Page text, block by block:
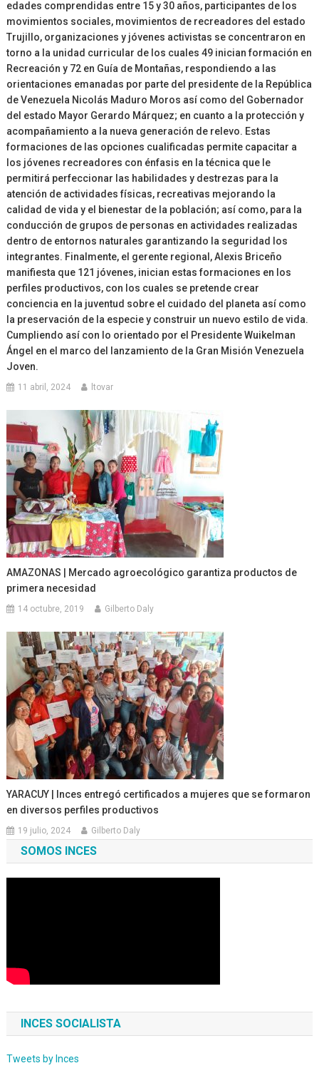
edades comprendidas entre 15 y 30 años, participantes de los
movimientos sociales, movimientos de recreadores del estado
Trujillo, organizaciones y jóvenes activistas se concentraron en
torno a la unidad curricular de los cuales 49 inician formación en
Recreación y 72 en Guía de Montañas, respondiendo a las
orientaciones emanadas por parte del presidente de la República
de Venezuela Nicolás Maduro Moros así como del Gobernador
del estado Mayor Gerardo Márquez; en cuanto a la protección y
acompañamiento a la nueva generación de relevo. Estas
formaciones de las opciones cualificadas permite capacitar a
los jóvenes recreadores con énfasis en la técnica que le
permitirá perfeccionar las habilidades y destrezas para la
atención de actividades físicas, recreativas mejorando la
calidad de vida y el bienestar de la población; así como, para la
conducción de grupos de personas en actividades realizadas
dentro de entornos naturales garantizando la seguridad los
integrantes. Finalmente, el gerente regional, Alexis Briceño
manifiesta que 121 jóvenes, inician estas formaciones en los
perfiles productivos, con los cuales se pretende crear
conciencia en la juventud sobre el cuidado del planeta así como
la preservación de la especie y construir un nuevo estilo de vida.
Cumpliendo así con lo orientado por el Presidente Wuikelman
Ángel en el marco del lanzamiento de la Gran Misión Venezuela
Joven.
11 abril, 2024 ltovar
AMAZONAS | Mercado agroecológico garantiza productos de
primera necesidad
14 octubre, 2019 Gilberto Daly
YARACUY | Inces entregó certificados a mujeres que se formaron
en diversos perfiles productivos
19 julio, 2024 Gilberto Daly
SOMOS INCES
INCES SOCIALISTA
Tweets by Inces